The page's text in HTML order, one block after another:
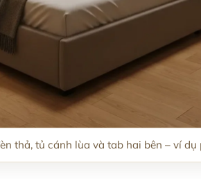
thả, tủ cánh lùa và tab hai bên – ví